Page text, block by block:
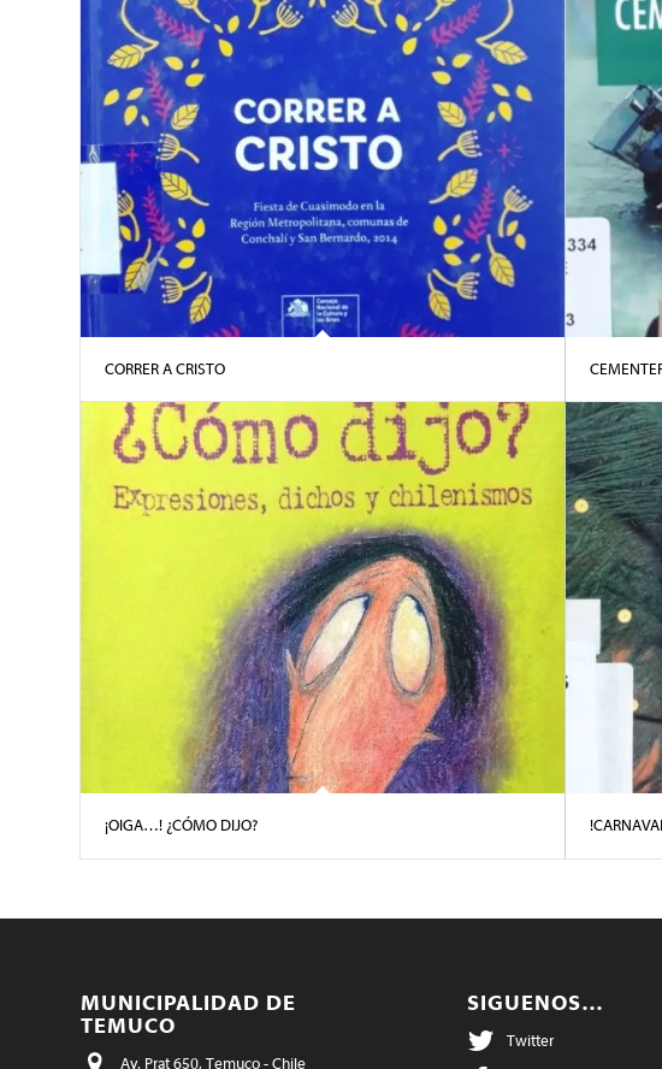
CORRER A CRISTO
¡OIGA…! ¿CÓMO DIJO?
MUNICIPALIDAD DE
TEMUCO
Av. Prat 650, Temuco - Chile
SIGUENOS…
Twitter